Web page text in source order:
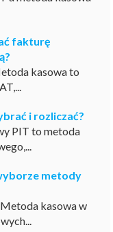
fakturę
kasowa to
i rozliczać?
PIT to metoda
metody
kasowa w